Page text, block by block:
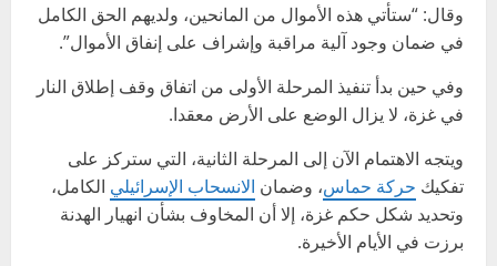
وقال: “ستأتي هذه الأموال من المانحين، ولديهم الحق الكامل
في ضمان وجود آلية مراقبة وإشراف على إنفاق الأموال”.
وفي حين بدأ تنفيذ المرحلة الأولى من اتفاق وقف إطلاق النار
في غزة، لا يزال الوضع على الأرض معقدا.
ويتجه الاهتمام الآن إلى المرحلة الثانية، التي ستركز على
تفكيك حركة حماس، وضمان الانسحاب الإسرائيلي الكامل،
وتحديد شكل حكم غزة، إلا أن المخاوف بشأن انهيار الهدنة
برزت في الأيام الأخيرة.